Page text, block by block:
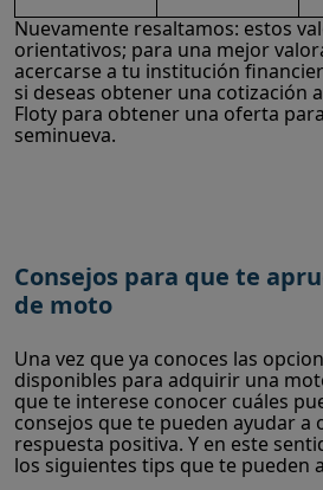
Nuevamente resaltamos: estos
orientativos; para una mejor
acercarse a tu institución
si deseas obtener una cotización
Floty para obtener una oferta
seminueva.
Consejos para que te
de moto
Una vez que ya conoces las
disponibles para adquirir una
que te interese conocer cuáles
consejos que te pueden ayudar a
respuesta positiva. Y en este
los siguientes tips que te pueden